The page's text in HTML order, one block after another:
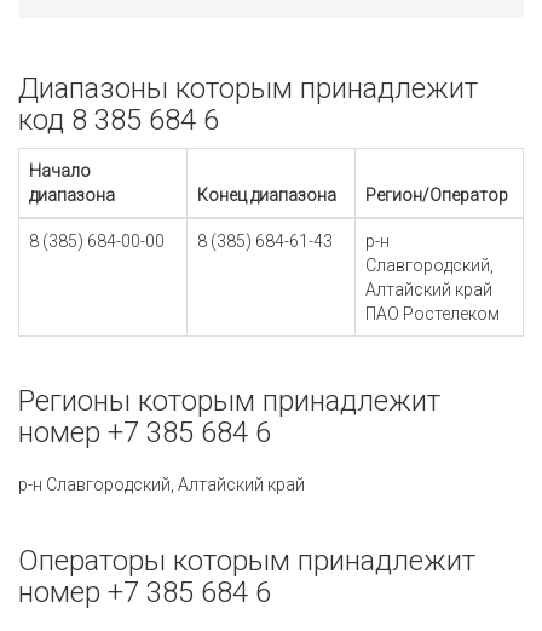
Диапазоны которым принадлежит
код 8 385 684 6
Начало
диапазона
Конец диапазона Регион/Оператор
8 (385) 684-00-00 8 (385) 684-61-43
р-н
Славгородский,
Алтайский край
ПАО Ростелеком
Регионы которым принадлежит
номер +7 385 684 6
р-н Славгородский, Алтайский край
Операторы которым принадлежит
номер +7 385 684 6